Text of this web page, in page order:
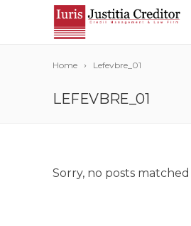
Home Lefevbre_01
LEFEVBRE_01
Sorry, no posts